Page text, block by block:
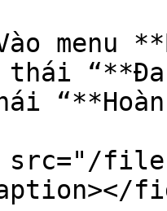
menu
files/